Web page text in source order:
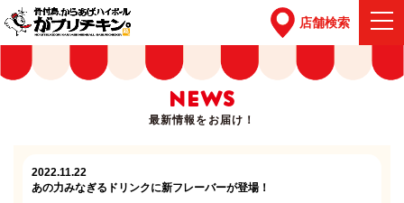
店舗検索
NEWS
最新情報をお届け！
2022.11.22
あの力みなぎるドリンクに新フレーバーが登場！